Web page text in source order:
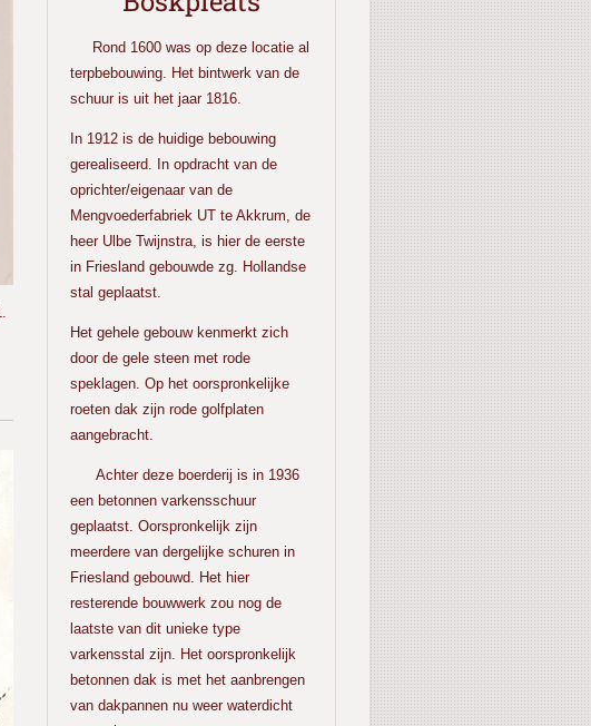
Rond 1600 was op deze locatie al
terpbebouwing. Het bintwerk van de
schuur is uit het jaar 1816.
In 1912 is de huidige bebouwing
gerealiseerd. In opdracht van de
oprichter/eigenaar van de
Mengvoederfabriek UT te Akkrum, de
heer Ulbe Twijnstra, is hier de eerste
in Friesland gebouwde zg. Hollandse
stal geplaatst.
Het gehele gebouw kenmerkt zich
door de gele steen met rode
speklagen. Op het oorspronkelijke
roeten dak zijn rode golfplaten
aangebracht.
Achter deze boerderij is in 1936
een betonnen varkensschuur
geplaatst. Oorspronkelijk zijn
meerdere van dergelijke schuren in
Friesland gebouwd. Het hier
resterende bouwwerk zou nog de
laatste van dit unieke type
varkensstal zijn. Het oorspronkelijk
betonnen dak is met het aanbrengen
van dakpannen nu weer waterdicht